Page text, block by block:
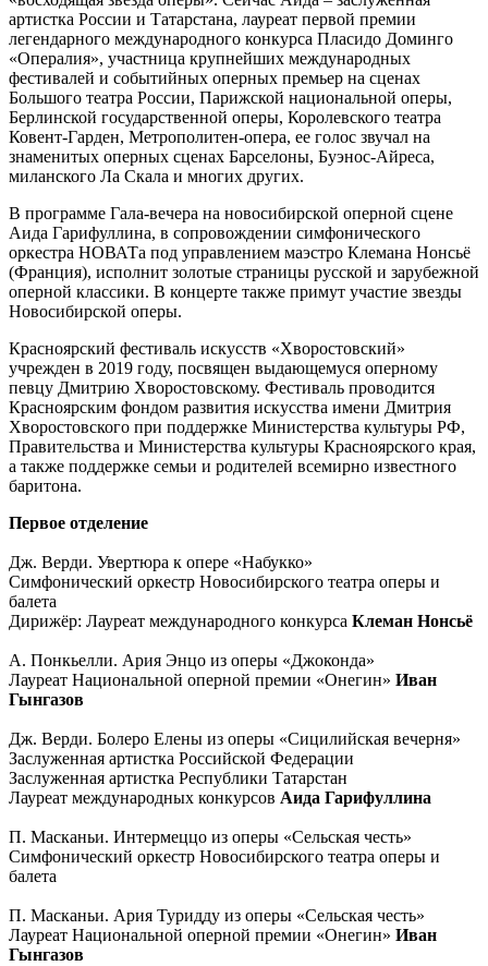
артистка России и Татарстана, лауреат первой премии
легендарного международного конкурса Пласидо Доминго
«Опералия», участница крупнейших международных
фестивалей и событийных оперных премьер на сценах
Большого театра России, Парижской национальной оперы,
Берлинской государственной оперы, Королевского театра
Ковент-Гарден, Метрополитен-опера, ее голос звучал на
знаменитых оперных сценах Барселоны, Буэнос-Айреса,
миланского Ла Скала и многих других.
В программе Гала-вечера на новосибирской оперной сцене
Аида Гарифуллина, в сопровождении симфонического
оркестра НОВАТа под управлением маэстро Клемана Нонсьё
(Франция), исполнит золотые страницы русской и зарубежной
оперной классики. В концерте также примут участие звезды
Новосибирской оперы.
Красноярский фестиваль искусств «Хворостовский»
учрежден в 2019 году, посвящен выдающемуся оперному
певцу Дмитрию Хворостовскому. Фестиваль проводится
Красноярским фондом развития искусства имени Дмитрия
Хворостовского при поддержке Министерства культуры РФ,
Правительства и Министерства культуры Красноярского края,
а также поддержке семьи и родителей всемирно известного
баритона.
Первое отделение
Дж. Верди. Увертюра к опере «Набукко»
Симфонический оркестр Новосибирского театра оперы и
балета
Дирижёр: Лауреат международного конкурса Клеман Нонсьё
А. Понкьелли. Ария Энцо из оперы «Джоконда»
Лауреат Национальной оперной премии «Онегин» Иван
Гынгазов
Дж. Верди. Болеро Елены из оперы «Сицилийская вечерня»
Заслуженная артистка Российской Федерации
Заслуженная артистка Республики Татарстан
Лауреат международных конкурсов Аида Гарифуллина
П. Масканьи. Интермеццо из оперы «Сельская честь»
Симфонический оркестр Новосибирского театра оперы и
балета
П. Масканьи. Ария Туридду из оперы «Сельская честь»
Лауреат Национальной оперной премии «Онегин» Иван
Гынгазов